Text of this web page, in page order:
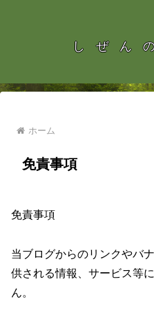
しぜん
ホーム
免責事項
免責事項
当ブログからのリンクやバ
供される情報、サービス等
ん。